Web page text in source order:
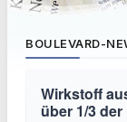
BOULEVARD-
Wirkstoff
über 1/3